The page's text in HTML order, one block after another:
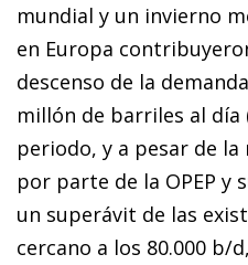
mundial y un invierno
en Europa
descenso de la
millón de barriles al día
periodo, y a pesar de
por parte de la OPEP y
un superávit de las
cercano a los 80.000 b/